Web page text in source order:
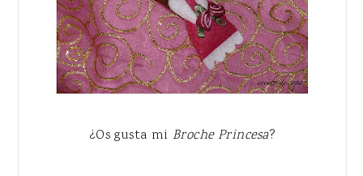
¿Os gusta mi Broche Princesa?